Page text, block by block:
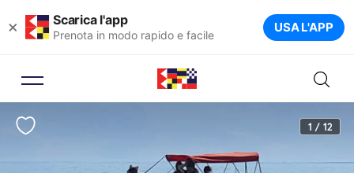
× Scarica l'app
Prenota in modo rapido e facile USA L'APP
1 / 12